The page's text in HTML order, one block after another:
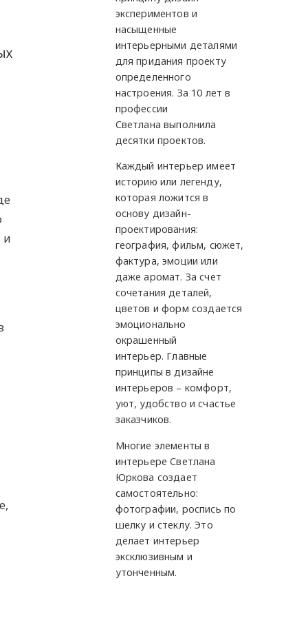
и
экспериментов и
насыщенные
интерьерными деталями
для придания проекту
определенного
настроения. За 10 лет в
профессии
Светлана выполнила
десятки проектов.
Каждый интерьер имеет
историю или легенду,
которая ложится в
основу дизайн-
проектирования:
география, фильм, сюжет,
фактура, эмоции или
даже аромат. За счет
сочетания деталей,
цветов и форм создается
эмоционально
окрашенный
интерьер. Главные
принципы в дизайне
интерьеров – комфорт,
уют, удобство и счастье
заказчиков.
Многие элементы в
интерьере Светлана
Юркова создает
самостоятельно:
фотографии, роспись по
шелку и стеклу. Это
делает интерьер
эксклюзивным и
утонченным.